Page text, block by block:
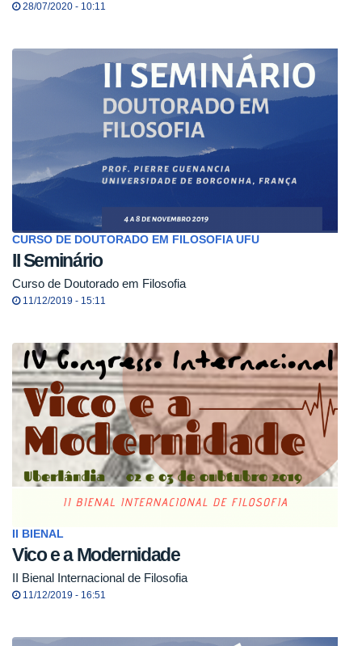
28/07/2020 - 10:11
CURSO DE DOUTORADO EM FILOSOFIA UFU
II Seminário
Curso de Doutorado em Filosofia
11/12/2019 - 15:11
II BIENAL
Vico e a Modernidade
II Bienal Internacional de Filosofia
11/12/2019 - 16:51